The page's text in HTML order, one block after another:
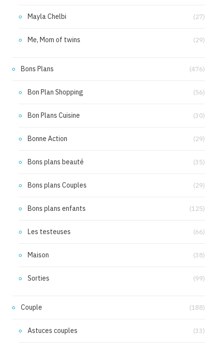
Mayla Chelbi (27)
Me, Mom of twins (29)
Bons Plans (476)
Bon Plan Shopping (56)
Bon Plans Cuisine (30)
Bonne Action (29)
Bons plans beauté (35)
Bons plans Couples (29)
Bons plans enfants (125)
Les testeuses (66)
Maison (38)
Sorties (99)
Couple (188)
Astuces couples (33)